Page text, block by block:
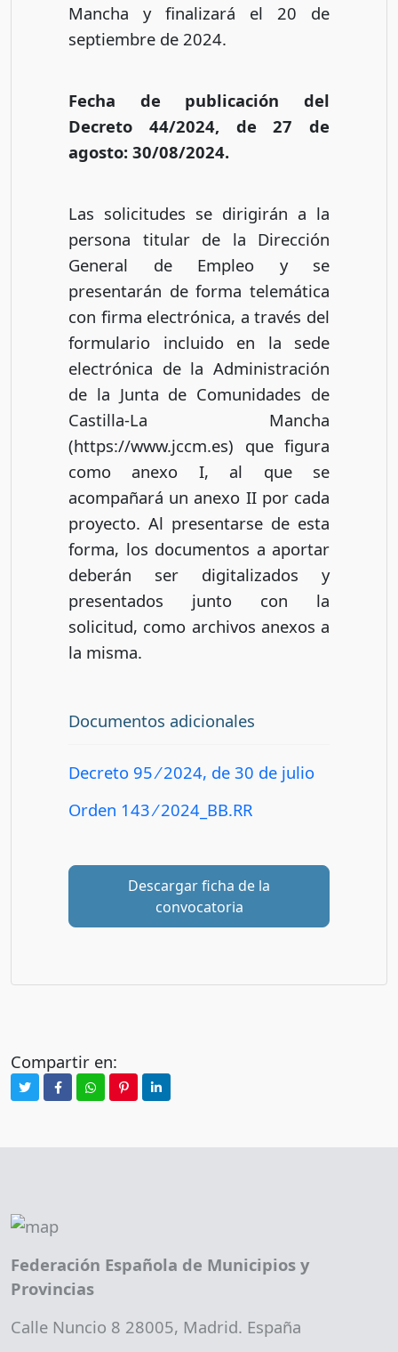
Mancha y finalizará el 20 de
septiembre de 2024.
Fecha de publicación del
Decreto 44/2024, de 27 de
agosto: 30/08/2024.
Las solicitudes se dirigirán a la
persona titular de la Dirección
General de Empleo y se
presentarán de forma telemática
con firma electrónica, a través del
formulario incluido en la sede
electrónica de la Administración
de la Junta de Comunidades de
Castilla-La Mancha
(https://www.jccm.es) que figura
como anexo I, al que se
acompañará un anexo II por cada
proyecto. Al presentarse de esta
forma, los documentos a aportar
deberán ser digitalizados y
presentados junto con la
solicitud, como archivos anexos a
la misma.
Documentos adicionales
Decreto 95 ⁄ 2024, de 30 de julio
Orden 143 ⁄ 2024_BB.RR
Descargar ficha de la
convocatoria
Compartir en:
Federación Española de Municipios y
Provincias
Calle Nuncio 8 28005, Madrid. España